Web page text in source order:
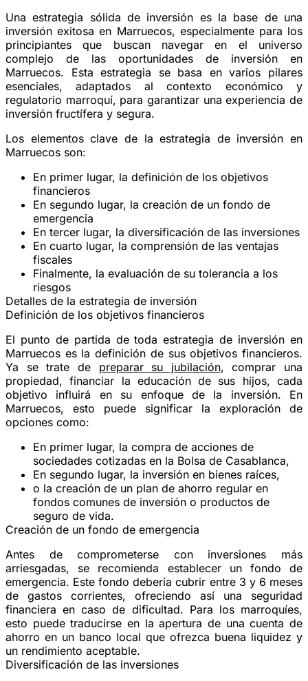
Una estrategia sólida de inversión es la base de una
inversión exitosa en Marruecos, especialmente para los
principiantes que buscan navegar en el universo
complejo de las oportunidades de inversión en
Marruecos. Esta estrategia se basa en varios pilares
esenciales, adaptados al contexto económico y
regulatorio marroquí, para garantizar una experiencia de
inversión fructífera y segura.
Los elementos clave de la estrategia de inversión en
Marruecos son:
En primer lugar, la definición de los objetivos
financieros
En segundo lugar, la creación de un fondo de
emergencia
En tercer lugar, la diversificación de las inversiones
En cuarto lugar, la comprensión de las ventajas
fiscales
Finalmente, la evaluación de su tolerancia a los
riesgos
Detalles de la estrategia de inversión
Definición de los objetivos financieros
El punto de partida de toda estrategia de inversión en
Marruecos es la definición de sus objetivos financieros.
Ya se trate de preparar su jubilación, comprar una
propiedad, financiar la educación de sus hijos, cada
objetivo influirá en su enfoque de la inversión. En
Marruecos, esto puede significar la exploración de
opciones como:
En primer lugar, la compra de acciones de
sociedades cotizadas en la Bolsa de Casablanca,
En segundo lugar, la inversión en bienes raíces,
o la creación de un plan de ahorro regular en
fondos comunes de inversión o productos de
seguro de vida.
Creación de un fondo de emergencia
Antes de comprometerse con inversiones más
arriesgadas, se recomienda establecer un fondo de
emergencia. Este fondo debería cubrir entre 3 y 6 meses
de gastos corrientes, ofreciendo así una seguridad
financiera en caso de dificultad. Para los marroquíes,
esto puede traducirse en la apertura de una cuenta de
ahorro en un banco local que ofrezca buena liquidez y
un rendimiento aceptable.
Diversificación de las inversiones